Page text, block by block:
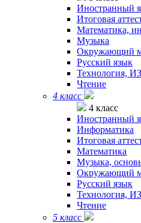
Иностранный
Итоговая
Математика,
Музыка
Окружающий
Русский язык
Технология,
Чтение
4 класс
4 класс
Иностранный
Информатика
Итоговая
Математика
Музыка,
Окружающий
Русский язык
Технология,
Чтение
5 класс